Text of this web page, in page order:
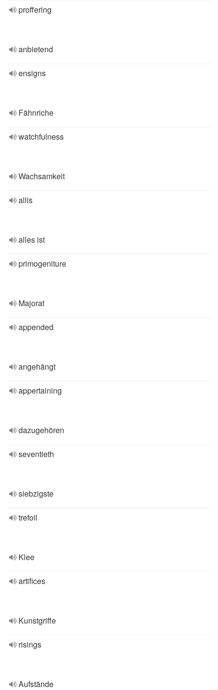
proffering
anbietend
ensigns
Fähnriche
watchfulness
Wachsamkeit
allis
alles ist
primogeniture
Majorat
appended
angehängt
appertaining
dazugehören
seventieth
siebzigste
trefoil
Klee
artifices
Kunstgriffe
risings
Aufstände